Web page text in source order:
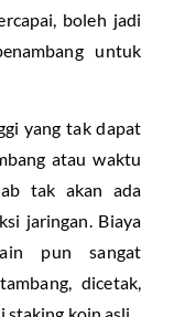
boleh jadi
untuk
yang tak dapat
atau waktu
tak akan ada
jaringan. Biaya
pun sangat
dicetak,